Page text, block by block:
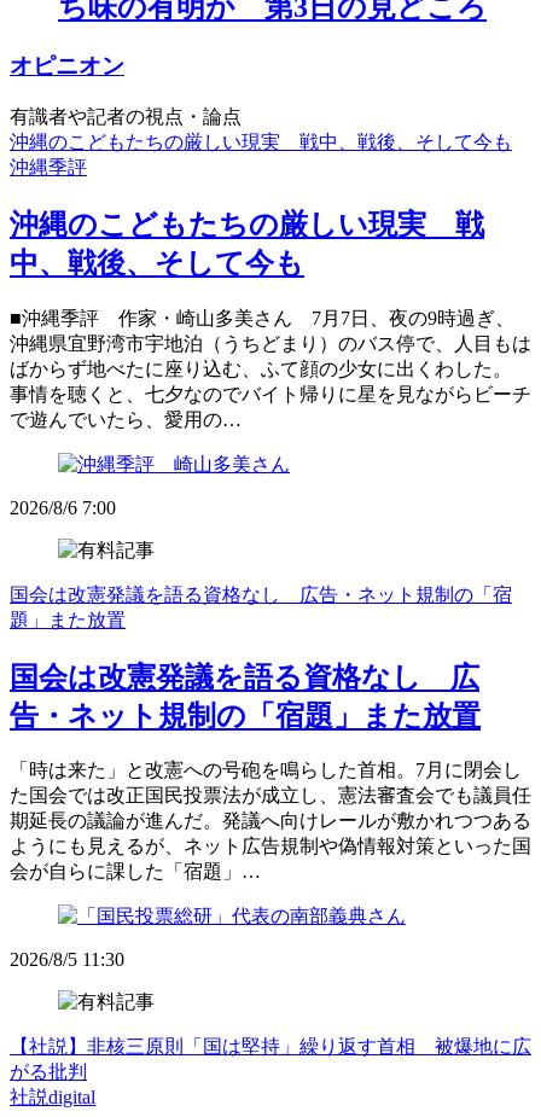
ち味の有明か 第3日の見どころ
オピニオン
有識者や記者の視点・論点
沖縄のこどもたちの厳しい現実 戦中、戦後、そして今も
沖縄季評
沖縄のこどもたちの厳しい現実 戦
中、戦後、そして今も
■沖縄季評 作家・崎山多美さん 7月7日、夜の9時過ぎ、
沖縄県宜野湾市宇地泊（うちどまり）のバス停で、人目もは
ばからず地べたに座り込む、ふて顔の少女に出くわした。
事情を聴くと、七夕なのでバイト帰りに星を見ながらビーチ
で遊んでいたら、愛用の…
2026/8/6 7:00
国会は改憲発議を語る資格なし 広告・ネット規制の「宿
題」また放置
国会は改憲発議を語る資格なし 広
告・ネット規制の「宿題」また放置
「時は来た」と改憲への号砲を鳴らした首相。7月に閉会し
た国会では改正国民投票法が成立し、憲法審査会でも議員任
期延長の議論が進んだ。発議へ向けレールが敷かれつつある
ようにも見えるが、ネット広告規制や偽情報対策といった国
会が自らに課した「宿題」…
2026/8/5 11:30
【社説】非核三原則「国は堅持」繰り返す首相 被爆地に広
がる批判
社説digital